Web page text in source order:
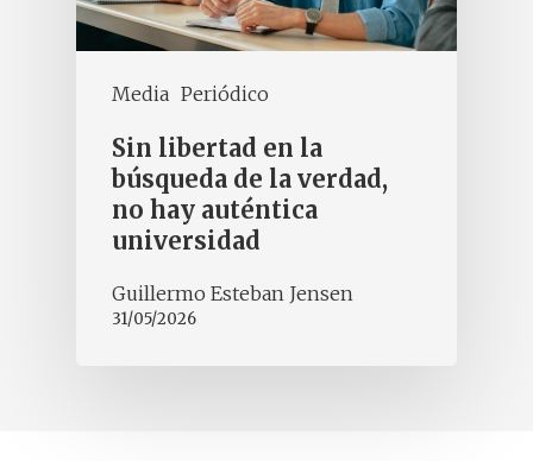
Media Periódico
Sin libertad en la
búsqueda de la verdad,
no hay auténtica
universidad
Guillermo Esteban Jensen
31/05/2026